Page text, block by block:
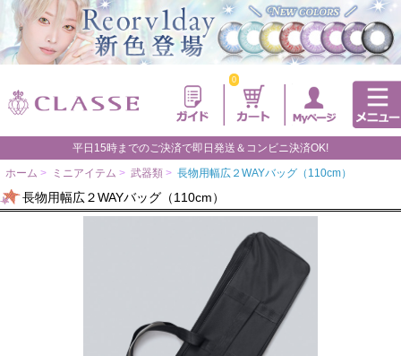
0
平日15時までのご決済で即日発送＆コンビニ決済OK!
ホーム > ミニアイテム > 武器類 > 長物用幅広２WAYバッグ（110cm）
長物用幅広２WAYバッグ（110cm）